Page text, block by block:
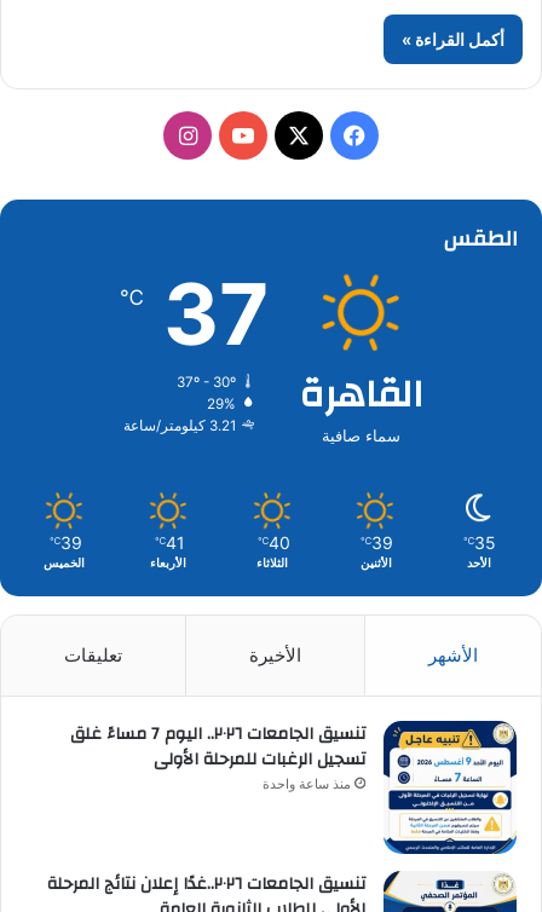
أكمل القراءة »
فيسبوك
‫X
‫YouTubeانستقرام
الطقس
القاهرة
سماء صافية
37
℃
37º - 30º
29%
3.21 كيلومتر/ساعة
35
℃
الأحد
39
℃
الأثنين
40
℃
الثلاثاء
41
℃
الأربعاء
39
℃
الخميس
الأشهر الأخيرة تعليقات
تنسيق الجامعات ٢٠٢٦.. اليوم 7 مساءً غلق
تسجيل الرغبات للمرحلة الأولى
منذ ساعة واحدة
تنسيق الجامعات ٢٠٢٦..غدًا إعلان نتائج المرحلة